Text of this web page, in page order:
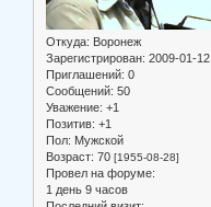
Откуда: Воронеж
Зарегистрирован: 2009-01-12
Приглашений: 0
Сообщений: 50
Уважение: +1
Позитив: +1
Пол: Мужской
Возраст: 70 [1955-08-28]
Провел на форуме:
1 день 9 часов